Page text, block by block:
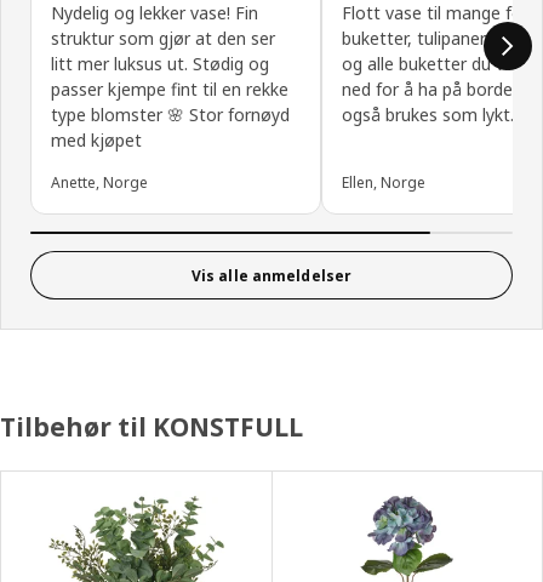
Nydelig og lekker vase! Fin
struktur som gjør at den ser
litt mer luksus ut. Stødig og
passer kjempe fint til en rekke
type blomster 🌸 Stor fornøyd
med kjøpet
Anette, Norge
Flott vase til mange
buketter, tulipaner,
og alle buketter du vil
ned for å ha på bordet.
også brukes som lykt.
Ellen, Norge
Vis alle anmeldelser
Tilbehør til KONSTFULL